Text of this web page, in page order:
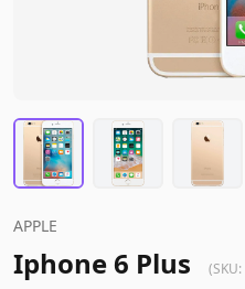
APPLE
Iphone 6 Plus (SKU: